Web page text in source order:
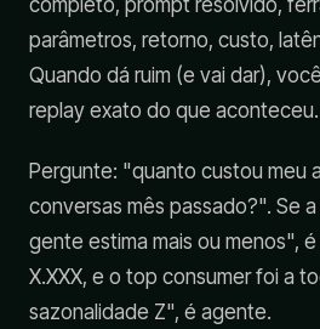
parâmetros, retorno, custo,
Quando dá ruim (e vai dar),
replay exato do que aconteceu.
Pergunte: "quanto custou meu
conversas mês passado?". Se
gente estima mais ou menos",
X.XXX, e o top consumer foi a
sazonalidade Z", é agente.